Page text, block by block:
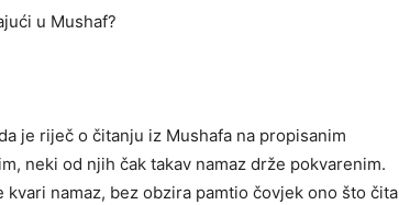
u Mushaf?
je riječ o čitanju iz Mushafa na propisanim
neki od njih čak takav namaz drže pokvarenim.
kvari namaz, bez obzira pamtio čovjek ono što čita